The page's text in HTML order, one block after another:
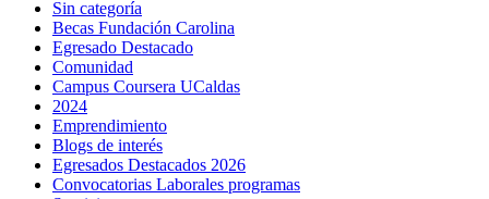
Sin categoría
Becas Fundación Carolina
Egresado Destacado
Comunidad
Campus Coursera UCaldas
2024
Emprendimiento
Blogs de interés
Egresados Destacados 2026
Convocatorias Laborales programas